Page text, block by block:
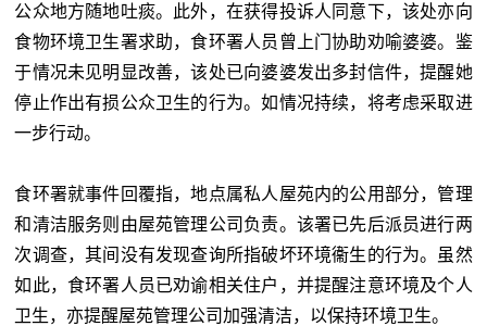
公众地方随地吐痰。此外，在获得投诉人同意下，该处亦向
食物环境卫生署求助，食环署人员曾上门协助劝喻婆婆。鉴
于情况未见明显改善，该处已向婆婆发出多封信件，提醒她
停止作出有损公众卫生的行为。如情况持续，将考虑采取进
一步行动。
食环署就事件回覆指，地点属私人屋苑内的公用部分，管理
和清洁服务则由屋苑管理公司负责。该署已先后派员进行两
次调查，其间没有发现查询所指破坏环境衞生的行为。虽然
如此，食环署人员已劝谕相关住户，并提醒注意环境及个人
卫生，亦提醒屋苑管理公司加强清洁，以保持环境卫生。